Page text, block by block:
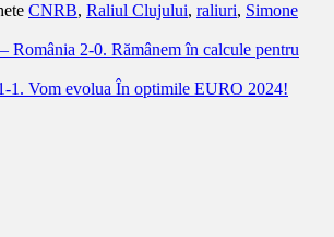
CNRB, Raliul Clujului, raliuri, Simone
România 2-0. Rămânem în calcule pentru
1. Vom evolua În optimile EURO 2024!